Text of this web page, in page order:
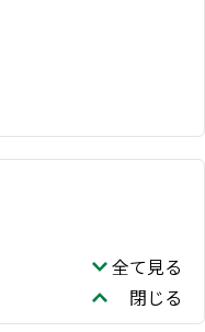
全て見る
閉じる